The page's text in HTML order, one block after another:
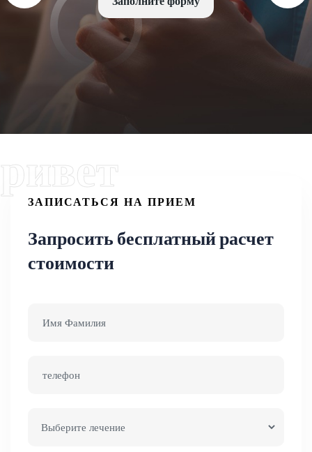
ЗАПИСАТЬСЯ НА ПРИЕМ
Запросить бесплатный расчет
стоимости